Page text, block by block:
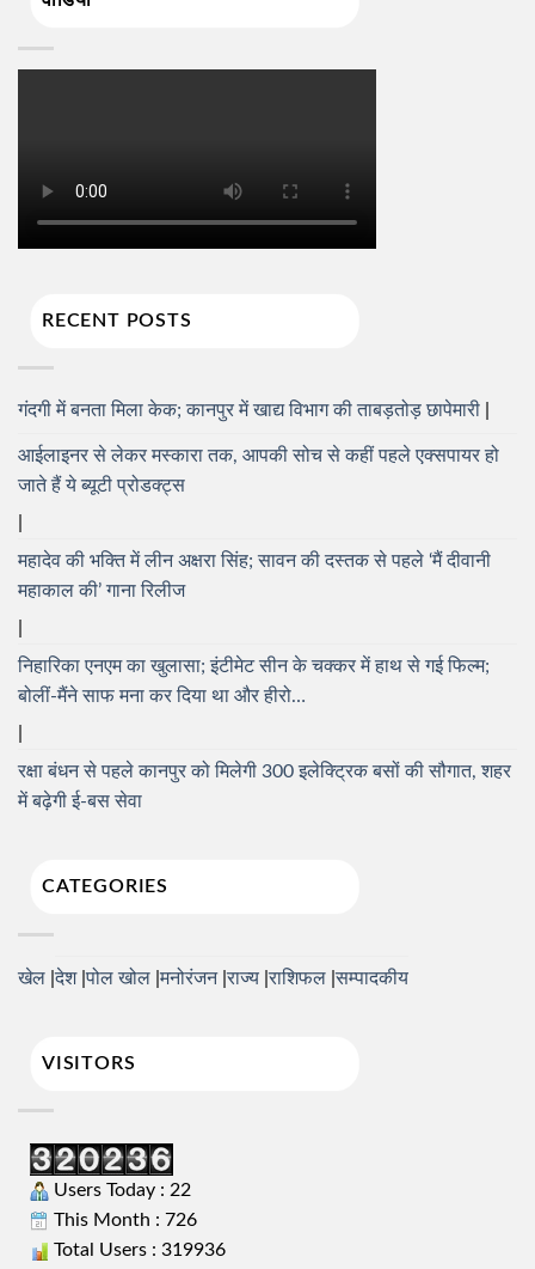
RECENT POSTS
गंदगी में बनता मिला केक; कानपुर में खाद्य विभाग की ताबड़तोड़ छापेमारी
आईलाइनर से लेकर मस्कारा तक, आपकी सोच से कहीं पहले एक्सपायर हो
जाते हैं ये ब्यूटी प्रोडक्ट्स
महादेव की भक्ति में लीन अक्षरा सिंह; सावन की दस्तक से पहले ‘मैं दीवानी
महाकाल की’ गाना रिलीज
निहारिका एनएम का खुलासा; इंटीमेट सीन के चक्कर में हाथ से गई फिल्म;
बोलीं-मैंने साफ मना कर दिया था और हीरो…
रक्षा बंधन से पहले कानपुर को मिलेगी 300 इलेक्ट्रिक बसों की सौगात, शहर
में बढ़ेगी ई-बस सेवा
CATEGORIES
खेल देश पोल खोल मनोरंजन राज्य राशिफल सम्पादकीय
VISITORS
Users Today : 22
This Month : 726
Total Users : 319936